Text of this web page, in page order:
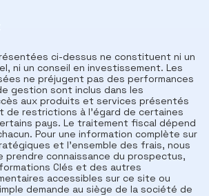
ci-dessus ne constituent ni un
ni un conseil en investissement. Les
ne préjugent pas des performances
gestion sont inclus dans les
aux produits et services présentés
de restrictions à l'égard de certaines
pays. Le traitement fiscal dépend
Pour une information complète sur
et l'ensemble des frais, nous
prendre connaissance du prospectus,
Clés et des autres
accessibles sur ce site ou
demande au siège de la société de